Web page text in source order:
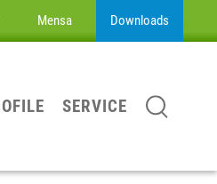
Mensa Downloads
SERVICE